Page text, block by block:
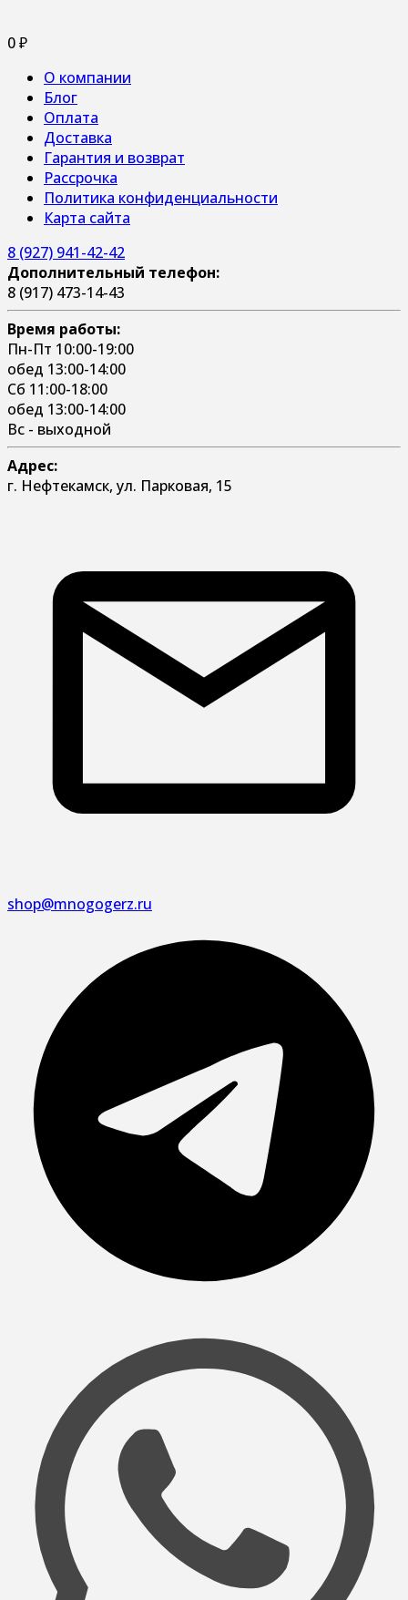
0₽
О компании
Блог
Оплата
Доставка
Гарантия и возврат
Рассрочка
Политика конфиденциальности
Карта сайта
8 (927) 941-42-42
Дополнительный телефон:
8 (917) 473-14-43
Время работы:
Пн-Пт 10:00-19:00
обед 13:00-14:00
Сб 11:00-18:00
обед 13:00-14:00
Вс - выходной
Адрес:
г. Нефтекамск, ул. Парковая, 15
shop@mnogogerz.ru